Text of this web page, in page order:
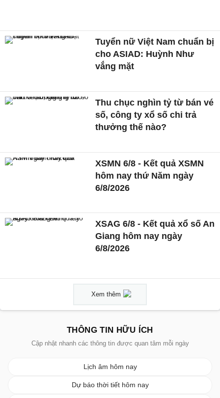
Tuyển nữ Việt Nam chuẩn bị
cho ASIAD: Huỳnh Như
vắng mặt
Thu chục nghìn tỷ từ bán vé
số, công ty xổ số chi trả
thưởng thế nào?
XSMN 6/8 - Kết quả XSMN
hôm nay thứ Năm ngày
6/8/2026
XSAG 6/8 - Kết quả xổ số An
Giang hôm nay ngày
6/8/2026
Xem thêm
THÔNG TIN HỮU ÍCH
Cập nhật nhanh các thông tin được quan tâm mỗi ngày
Lịch âm hôm nay
Dự báo thời tiết hôm nay